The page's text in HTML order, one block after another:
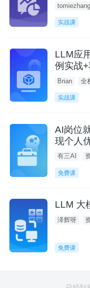
tomiezhang
实战课
LLM应
例实战
Brian 全
实战课
AI岗位
现个人
有三AI
免费课
LLM 大
泽辉呀
免费课